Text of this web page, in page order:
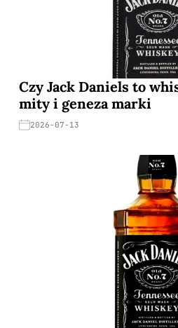
Czy Jack Daniels to
mity i geneza marki
2026-07-13